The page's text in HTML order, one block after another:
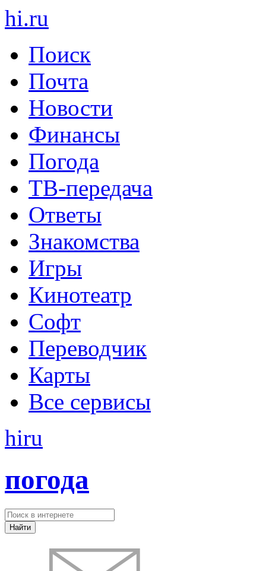
hi.ru
Поиск
Почта
Новости
Финансы
Погода
ТВ-передача
Ответы
Знакомства
Игры
Кинотеатр
Софт
Переводчик
Карты
Все сервисы
hiru
погода
Найти